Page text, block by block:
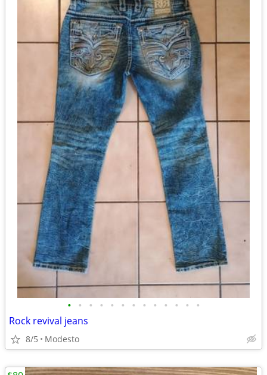
• • • • • • • • • • • • •
Rock revival jeans
8/5 Modesto